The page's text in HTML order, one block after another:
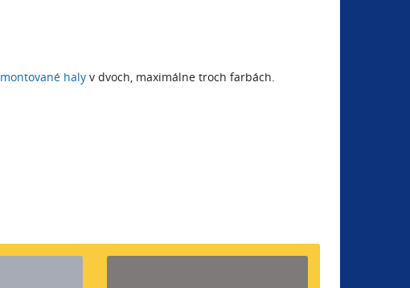
montované haly v dvoch, maximálne troch farbách.